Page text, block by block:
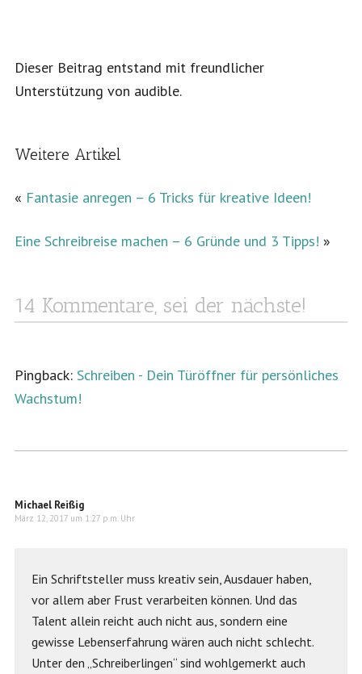
Dieser Beitrag entstand mit freundlicher
Unterstützung von audible.
Weitere Artikel
« Fantasie anregen – 6 Tricks für kreative Ideen!
Eine Schreibreise machen – 6 Gründe und 3 Tipps! »
14 Kommentare, sei der nächste!
Pingback: Schreiben - Dein Türöffner für persönliches
Wachstum!
Michael Reißig
März 12, 2017 um 1:27 p.m. Uhr
Ein Schriftsteller muss kreativ sein, Ausdauer haben,
vor allem aber Frust verarbeiten können. Und das
Talent allein reicht auch nicht aus, sondern eine
gewisse Lebenserfahrung wären auch nicht schlecht.
Unter den „Schreiberlingen“ sind wohlgemerkt auch